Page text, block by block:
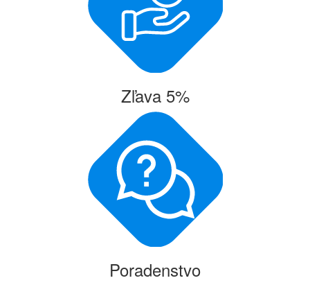
Zľava 5%
Poradenstvo